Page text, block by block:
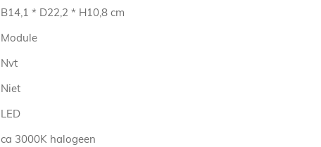
B14,1 * D22,2 * H10,8 cm
Module
Nvt
Niet
LED
ca 3000K halogeen